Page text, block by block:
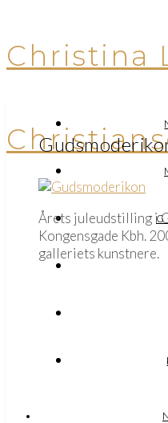
Christina
Årets juleudstilling i
Kongensgade Kbh.
galleriets kunstnere.